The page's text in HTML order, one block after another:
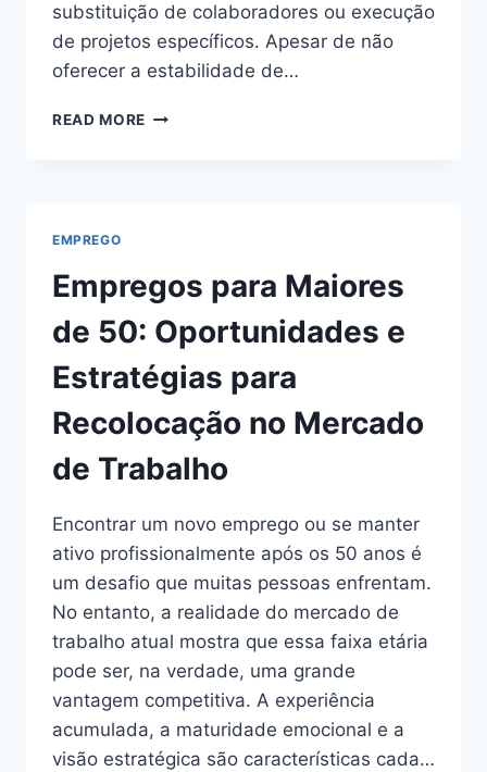
substituição de colaboradores ou execução
de projetos específicos. Apesar de não
oferecer a estabilidade de…
READ MORE
EMPREGO
Empregos para Maiores
de 50: Oportunidades e
Estratégias para
Recolocação no Mercado
de Trabalho
Encontrar um novo emprego ou se manter
ativo profissionalmente após os 50 anos é
um desafio que muitas pessoas enfrentam.
No entanto, a realidade do mercado de
trabalho atual mostra que essa faixa etária
pode ser, na verdade, uma grande
vantagem competitiva. A experiência
acumulada, a maturidade emocional e a
visão estratégica são características cada…